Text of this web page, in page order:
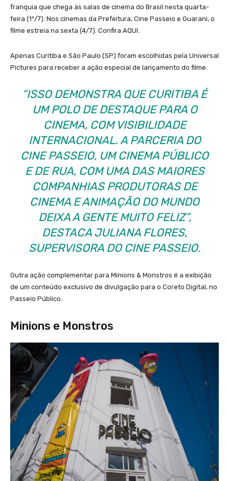
franquia que chega às salas de cinema do Brasil nesta quarta-
feira (1º/7). Nos cinemas da Prefeitura, Cine Passeio e Guarani, o
filme estreia na sexta (4/7). Confira AQUI.
Apenas Curitiba e São Paulo (SP) foram escolhidas pela Universal
Pictures para receber a ação especial de lançamento do filme.
“ISSO DEMONSTRA QUE CURITIBA É
UM POLO DE DESTAQUE PARA O
CINEMA, COM VISIBILIDADE
INTERNACIONAL. A PARCERIA DO
CINE PASSEIO, UM CINEMA PÚBLICO
E DE RUA, COM UMA DAS MAIORES
COMPANHIAS PRODUTORAS DE
CINEMA E ANIMAÇÃO DO MUNDO
DEIXA A GENTE MUITO FELIZ”,
DESTACA JULIANA FLORES,
SUPERVISORA DO CINE PASSEIO.
Outra ação complementar para Minions & Monstros é a exibição
de um conteúdo exclusivo de divulgação para o Coreto Digital, no
Passeio Público.
Minions e Monstros